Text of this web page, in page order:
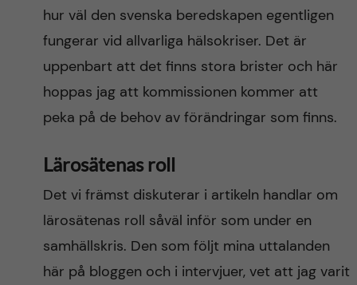
hur väl den svenska beredskapen egentligen
fungerar vid allvarliga hälsokriser. Det är
uppenbart att det finns stora brister och här
hoppas jag att kommissionen kommer att
peka på de behov av förändringar som finns.
Lärosätenas roll
Det vi främst diskuterar i artikeln handlar om
lärosätenas roll såväl inför som under en
samhällskris. Den som följt mina uttalanden
här på bloggen och i intervjuer, vet att jag varit